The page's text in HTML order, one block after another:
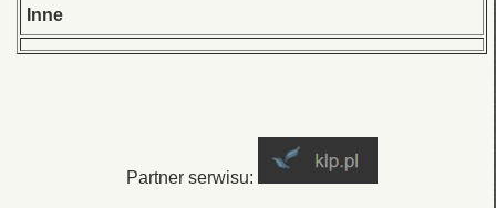
Inne
Partner serwisu: